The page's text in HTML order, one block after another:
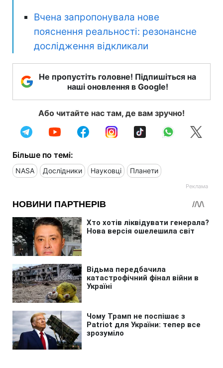
Вчена запропонувала нове
пояснення реальності: резонансне
дослідження відкликали
Не пропустіть головне! Підпишіться на
наші оновлення в Google!
Або читайте нас там, де вам зручно!
Більше по темі:
NASA Дослідники Науковці Планети